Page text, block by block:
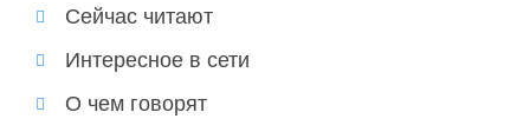
Сейчас читают
Интересное в сети
О чем говорят